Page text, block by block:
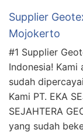
Supplier
Mojokerto
#1 Supplier
Indonesia! Kami
sudah
Kami PT. EKA
SEJAHTERA
yang sudah